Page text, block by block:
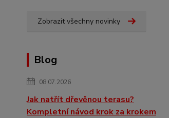
Zobrazit všechny novinky
Blog
08.07.2026
Jak natřít dřevěnou terasu?
Kompletní návod krok za krokem